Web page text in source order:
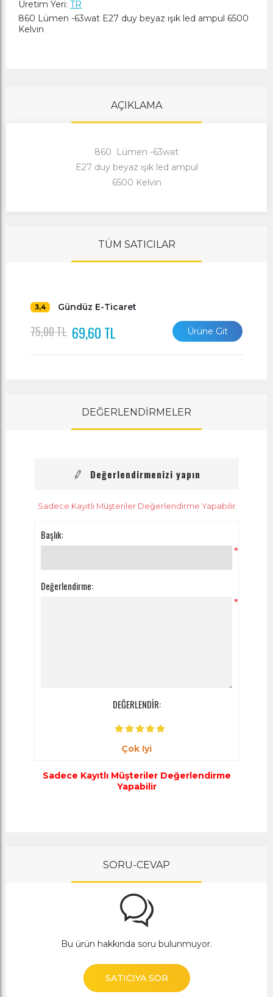
Üretim Yeri: TR
860 Lümen -63wat E27 duy beyaz ışık led ampul 6500
Kelvin
AÇIKLAMA
860 Lümen -63wat
E27 duy beyaz ışık led ampul
6500 Kelvin
TÜM SATICILAR
3,4 Gündüz E-Ticaret
75,00 TL 69,60 TL Ürüne Git
DEĞERLENDİRMELER
Değerlendirmenizi yapın
Sadece Kayıtlı Müşteriler Değerlendirme Yapabilir
Başlık:
*
Değerlendirme:
*
DEĞERLENDİR:
Çok Iyi
Sadece Kayıtlı Müşteriler Değerlendirme
Yapabilir
SORU-CEVAP
Bu ürün hakkında soru bulunmuyor.
SATICIYA SOR